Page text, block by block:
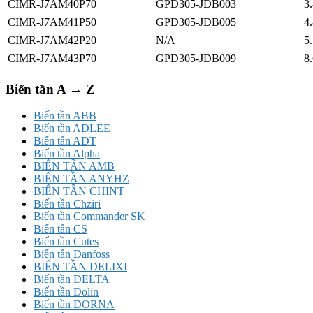
CIMR-J7AM40P70
GPD305-JDB003
CIMR-J7AM41P50
GPD305-JDB005
CIMR-J7AM42P20
N/A
CIMR-J7AM43P70
GPD305-JDB009
Biến tần A → Z
Biến tần ABB
Biến tần ADLEE
Biến tần ADT
Biến tần Alpha
BIẾN TẦN AMB
BIẾN TẦN ANYHZ
BIẾN TẦN CHINT
Biến tần Chziri
Biến tần Commander SK
Biến tần CS
Biến tần Cutes
Biến tần Danfoss
BIẾN TẦN DELIXI
Biến tần DELTA
Biến tần Dolin
Biến tần DORNA